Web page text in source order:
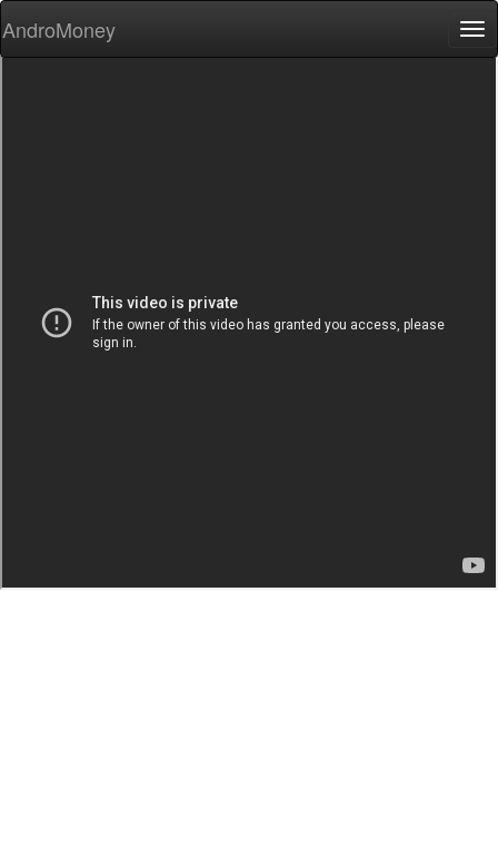
AndroMoney